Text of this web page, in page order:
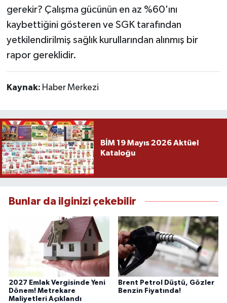
gerekir? Çalışma gücünün en az %60'ını
kaybettiğini gösteren ve SGK tarafından
yetkilendirilmiş sağlık kurullarından alınmış bir
rapor gereklidir.
Kaynak: Haber Merkezi
BİM 19 Mayıs 2026 Aktüel
Kataloğu
Bunlar da ilginizi çekebilir
2027 Emlak Vergisinde Yeni
Dönem! Metrekare
Maliyetleri Açıklandı
Brent Petrol Düştü, Gözler
Benzin Fiyatında!